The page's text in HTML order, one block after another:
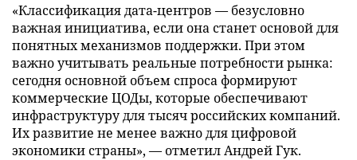
«Классификация дата-центров — безусловно
важная инициатива, если она станет основой для
понятных механизмов поддержки. При этом
важно учитывать реальные потребности рынка:
сегодня основной объем спроса формируют
коммерческие ЦОДы, которые обеспечивают
инфраструктуру для тысяч российских компаний.
Их развитие не менее важно для цифровой
экономики страны», — отметил Андрей Гук.